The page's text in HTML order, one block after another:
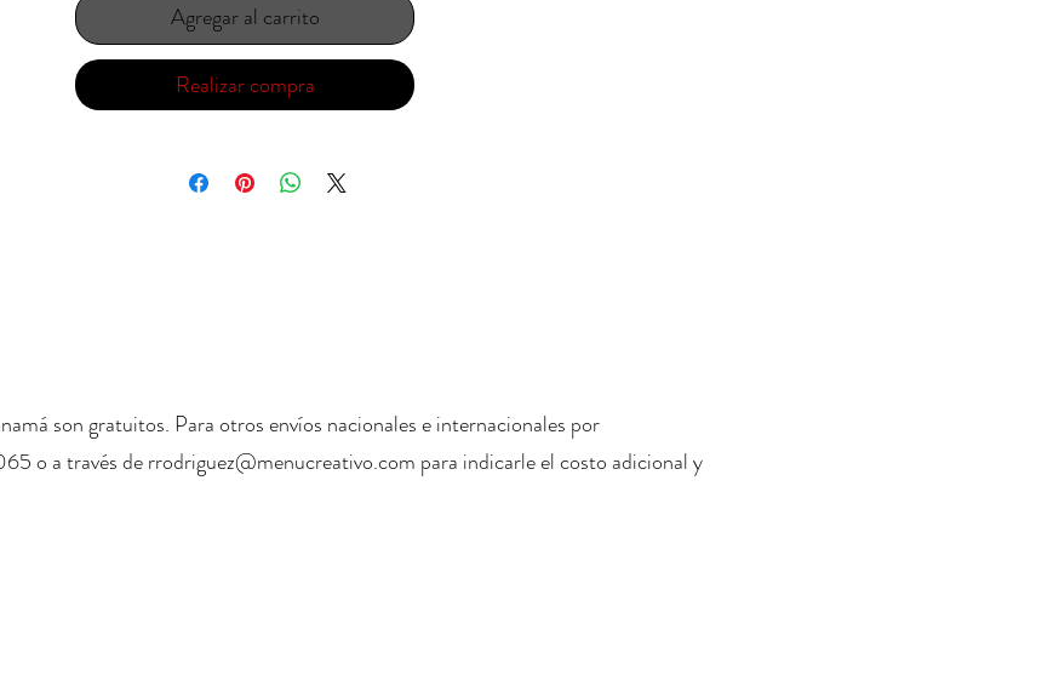
Agregar al carrito
Realizar compra
son gratuitos. Para otros envíos nacionales e internacionales por
o a través derrodriguez@menucreativo.com para indicarle el costo adicional y